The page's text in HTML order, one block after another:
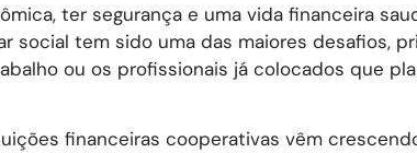
ter segurança e uma vida financeira
social tem sido uma das maiores desafios,
ou os profissionais já colocados que
financeiras cooperativas vêm